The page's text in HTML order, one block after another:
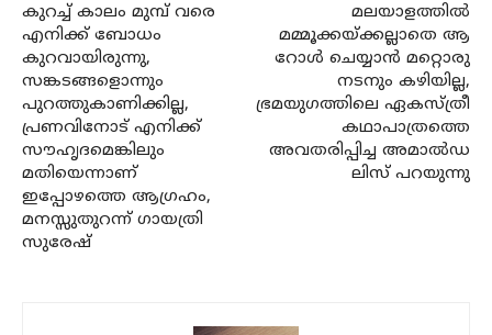
കുറച്ച് കാലം മുമ്പ് വരെ
എനിക്ക് ബോധം
കുറവായിരുന്നു,
സങ്കടങ്ങളൊന്നും
പുറത്തുകാണിക്കില്ല,
പ്രണവിനോട് എനിക്ക്
സൗഹൃദമെങ്കിലും
മതിയെന്നാണ്
ഇപ്പോഴത്തെ ആഗ്രഹം,
മനസ്സുതുറന്ന് ഗായത്രി
സുരേഷ്
മലയാളത്തില്‍
മമ്മൂക്കയ്ക്കല്ലാതെ ആ
റോള്‍ ചെയ്യാന്‍ മറ്റൊരു
നടനും കഴിയില്ല,
ഭ്രമയുഗത്തിലെ ഏകസ്ത്രീ
കഥാപാത്രത്തെ
അവതരിപ്പിച്ച അമാല്‍ഡ
ലിസ് പറയുന്നു